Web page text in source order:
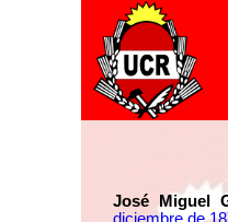
José Miguel